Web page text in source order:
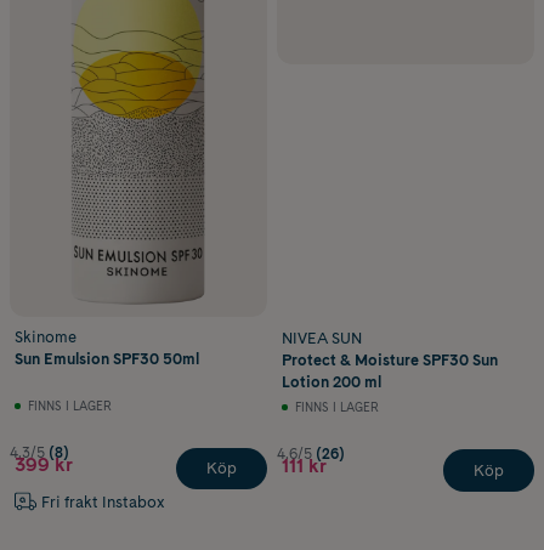
Skinome
Sun Emulsion SPF30 50ml
FINNS I LAGER
4.3/5 (8)
399 kr
Fri frakt Instabox
Köp
NIVEA SUN
Protect & Moisture SPF30 Sun
Lotion 200 ml
FINNS I LAGER
4.6/5 (26)
111 kr Köp